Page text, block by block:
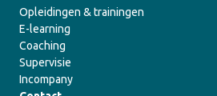
Opleidingen & trainingen
E-learning
Coaching
Supervisie
Incompany